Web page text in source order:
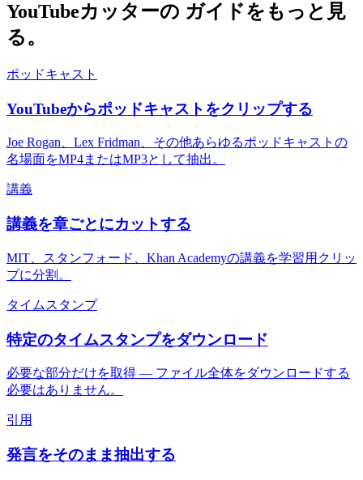
YouTubeカッターの ガイドをもっと見
る。
ポッドキャスト
YouTubeからポッドキャストをクリップする
Joe Rogan、Lex Fridman、その他あらゆるポッドキャストの
名場面をMP4またはMP3として抽出。
講義
講義を章ごとにカットする
MIT、スタンフォード、Khan Academyの講義を学習用クリッ
プに分割。
タイムスタンプ
特定のタイムスタンプをダウンロード
必要な部分だけを取得 — ファイル全体をダウンロードする
必要はありません。
引用
発言をそのまま抽出する